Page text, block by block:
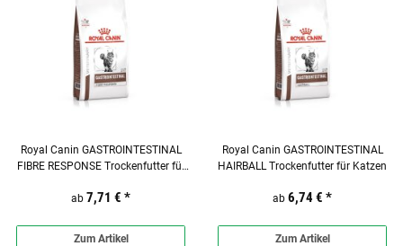
Royal Canin GASTROINTESTINAL
FIBRE RESPONSE Trockenfutter für
ab 7,71 € *
Zum Artikel
Royal Canin GASTROINTESTINAL
HAIRBALL Trockenfutter für Katzen
ab 6,74 € *
Zum Artikel